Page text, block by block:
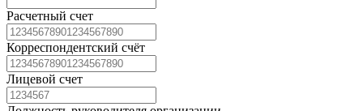
Расчетный счет
Корреспондентский счёт
Лицевой счет